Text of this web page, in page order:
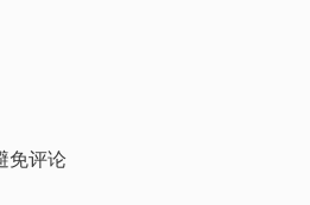
免评论